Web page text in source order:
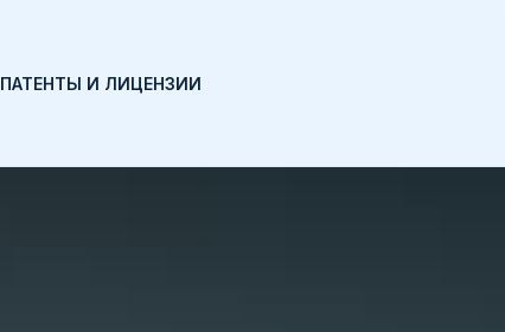
ПАТЕНТЫ И ЛИЦЕНЗИИ